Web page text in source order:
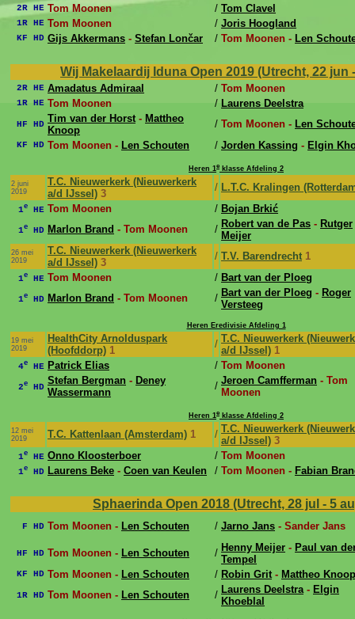
2R HE Tom Moonen / Tom Clavel
1R HE Tom Moonen / Joris Hoogland
KF HD Gijs Akkermans - Stefan Lončar / Tom Moonen - Len
Wij Makelaardij Iduna Open 2019 (Utrecht, 22 jun
2R HE Amadatus Admiraal / Tom Moonen
1R HE Tom Moonen / Laurens Deelstra
HF HD Tim van der Horst- Mattheo
Knoop
/ Tom Moonen - Len
KF HD Tom Moonen - Len Schouten / Jorden Kassing - Elgin
Heren 1e klasse Afdeling 2
2 juni
2019
T.C. Nieuwerkerk (Nieuwerkerk
a/d IJssel) 3
/ L.T.C. Kralingen
1e HE Tom Moonen / Bojan Brkić
1e HD Marlon Brand - Tom Moonen / Robert van de Pas - Rutger
Meijer
26 mei
2019
T.C. Nieuwerkerk (Nieuwerkerk
a/d IJssel) 3
/ T.V. Barendrecht 1
1e HE Tom Moonen / Bart van der Ploeg
1e HD Marlon Brand - Tom Moonen / Bart van der Ploeg - Roger
Versteeg
Heren Eredivisie Afdeling 1
19 mei
2019
HealthCity Arnolduspark
(Hoofddorp) 1
/ T.C. Nieuwerkerk
a/d IJssel) 1
4e HE Patrick Elias / Tom Moonen
2e HD
Stefan Bergman - Deney
Wassermann
/ Jeroen Camfferman - Tom
Moonen
Heren 1e klasse Afdeling 2
12 mei
2019
T.C. Kattenlaan (Amsterdam) 1 / T.C. Nieuwerkerk
a/d IJssel) 3
1e HE Onno Kloosterboer / Tom Moonen
1e HD Laurens Beke - Coen van Keulen / Tom Moonen - Fabian
Sphaerinda Open 2018 (Utrecht, 28 jul - 5
F HD Tom Moonen - Len Schouten / Jarno Jans - Sander Jans
HF HD Tom Moonen - Len Schouten / Henny Meijer - Paul van
Tempel
KF HD Tom Moonen - Len Schouten / Robin Grit- Mattheo Knoop
1R HD Tom Moonen - Len Schouten / Laurens Deelstra- Elgin
Khoeblal